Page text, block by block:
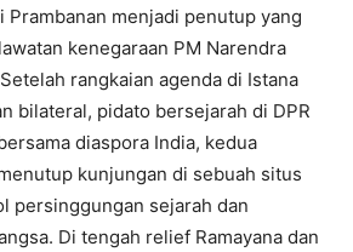
Prambanan menjadi penutup yang
kenegaraan PM Narendra
rangkaian agenda di Istana
bilateral, pidato bersejarah di DPR
diaspora India, kedua
kunjungan di sebuah situs
persinggungan sejarah dan
Di tengah relief Ramayana dan